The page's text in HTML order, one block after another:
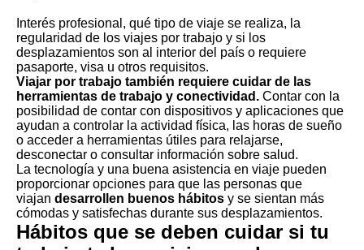
Interés profesional, qué tipo de viaje se realiza, la
regularidad de los viajes por trabajo y si los
desplazamientos son al interior del país o requiere
pasaporte, visa u otros requisitos.
Viajar por trabajo también requiere cuidar de las
herramientas de trabajo y conectividad. Contar con la
posibilidad de contar con dispositivos y aplicaciones que
ayudan a controlar la actividad física, las horas de sueño
o acceder a herramientas útiles para relajarse,
desconectar o consultar información sobre salud.
La tecnología y una buena asistencia en viaje pueden
proporcionar opciones para que las personas que
viajan desarrollen buenos hábitos y se sientan más
cómodas y satisfechas durante sus desplazamientos.
Hábitos que se deben cuidar si tu